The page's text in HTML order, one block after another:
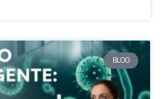
BLOG